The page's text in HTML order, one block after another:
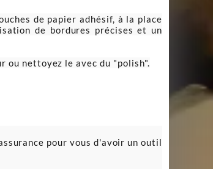
de papier adhésif, à la place
de bordures précises et un
ou nettoyez le avec du "polish".
pour vous d'avoir un outil